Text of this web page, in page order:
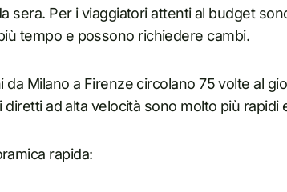
sera. Per i viaggiatori attenti al budget
tempo e possono richiedere cambi.
da Milano a Firenze circolano 75 volte al
diretti ad alta velocità sono molto più rapidi
rapida: